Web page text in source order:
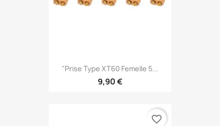
"Prise Type XT60 Femelle 5...
9,90 €
favorite_border